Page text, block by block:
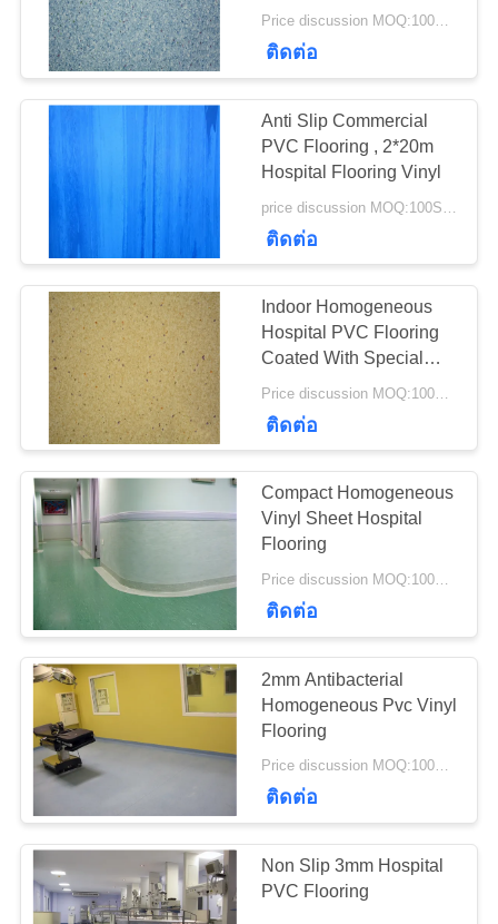
Places
Price discussion MOQ:100SQM
ติดต่อ
Anti Slip Commercial
PVC Flooring , 2*20m
Hospital Flooring Vinyl
ติดต่อ
Indoor Homogeneous
Hospital PVC Flooring
Coated With Special
PUR
ติดต่อ
Compact Homogeneous
Vinyl Sheet Hospital
Flooring
Price discussion MOQ:100SQM
ติดต่อ
2mm Antibacterial
Homogeneous Pvc Vinyl
Flooring
Price discussion MOQ:100SQM
ติดต่อ
Non Slip 3mm Hospital
PVC Flooring